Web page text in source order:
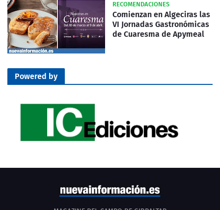
RECOMENDACIONES
Comienzan en Algeciras las
VI Jornadas Gastronómicas
de Cuaresma de Apymeal
Powered by